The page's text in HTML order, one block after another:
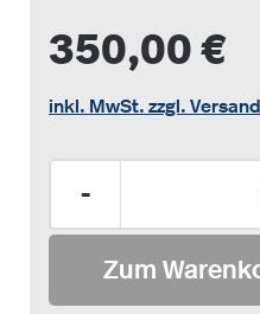
350,00 €
inkl. MwSt. zzgl.
-
Zum